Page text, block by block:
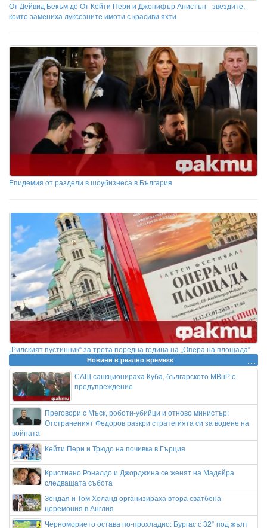
От Дейвид Бекъм до От Кейти Пери и Дженифър Анистън - звездите,
които замениха луксозните имоти с красиви яхти
Епидемия от раздели в шоубизнеса в България
„Рилският пустинник“ за трета поредна година на „Опера на площада“
Новини в реално времеss
САЩ санкционираха Куба, българското МВнР с
предупреждение
Преговори с Мъск, роботи-убийци и отново министър:
Отстраненият Федоров разкри стратегията си за водене на
войната
Кейти Пери и Трюдо на почивка в Гърция
Кристиано Роналдо и Джорджина се женят на Мадейра
следващата събота
Зендая и Том Холанд организираха втора сватбена
церемония в Англия
Черноморието остава по-прохладно: Бургас с 32° под жълт